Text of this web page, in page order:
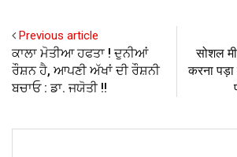
Previous article
ਕਾਲਾ ਮੋਤੀਆ ਹਫਤਾ ! ਦੁਨੀਆਂ
ਰੌਸ਼ਨ ਹੈ, ਆਪਣੀ ਅੱਖਾਂ ਦੀ ਰੌਸ਼ਨੀ
ਬਚਾਓ : ਡਾ. ਜਯੋਤੀ !!
सोशल
करना